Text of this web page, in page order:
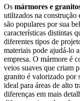
Os mármores e
utilizados na construção
são populares por sua
características distintas
diferentes tipos de
materiais pode ajudá-lo
empresa. O mármore é
veios suaves que criam
granito é valorizado por
ideal para áreas de alto
diferenças em mais